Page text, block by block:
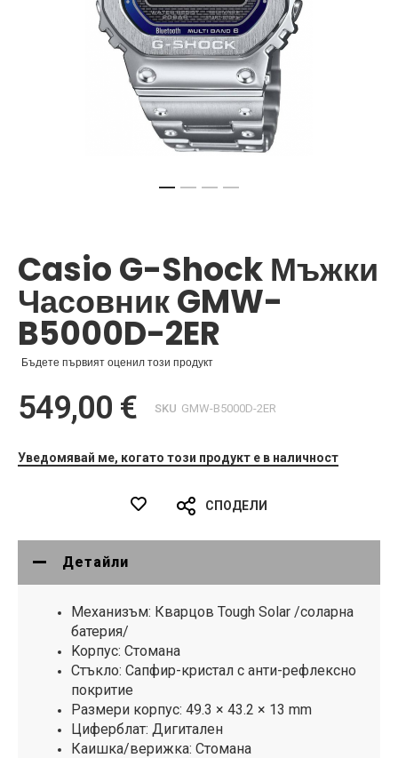
на
галерия
със
снимки
Casio G-Shock Мъжки
Часовник GMW-
B5000D-2ER
Бъдете първият оценил този продукт
549,00 € SKU GMW-B5000D-2ER
Уведомявай ме, когато този продукт е в наличност
СПОДЕЛИ
Детайли
Mеханизъм: Кварцов Tough Solar /соларна
батерия/
Kорпус: Стомана
Стъкло: Сапфир-кристал с анти-рефлексно
покритие
Размери корпус: 49.3 × 43.2 × 13 mm
Циферблат: Дигитален
Каишка/верижка: Стомана